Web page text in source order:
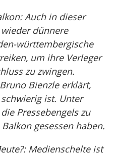
Auch in dieser
dünnere
württembergische
um ihre Verleger
zu zwingen.
Bienzle erklärt,
ist. Unter
Pressebengels zu
gesessen haben.
Medienschelte ist